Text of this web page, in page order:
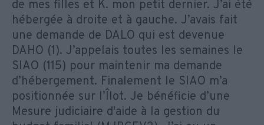
de mes filles et K. mon petit dernier. J’ai été
hébergée à droite et à gauche. J’avais fait
une demande de DALO qui est devenue
DAHO (1). J’appelais toutes les semaines le
SIAO (115) pour maintenir ma demande
d’hébergement. Finalement le SIAO m’a
positionnée sur l’Îlot. Je bénéficie d’une
Mesure judiciaire d'aide à la gestion du